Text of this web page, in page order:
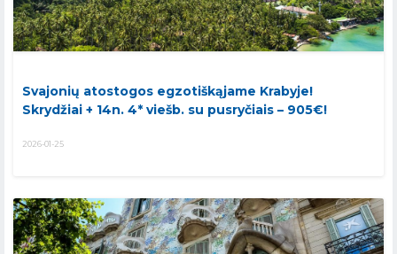
Svajonių atostogos egzotiškąjame Krabyje!
Skrydžiai + 14n. 4* viešb. su pusryčiais – 905€!
2026-01-25